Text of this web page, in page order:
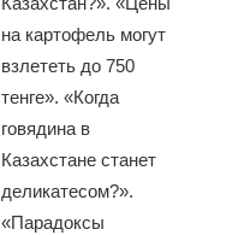
на картофель могут
взлететь до 750
тенге». «Когда
говядина в
Казахстане станет
деликатесом?».
«Парадоксы